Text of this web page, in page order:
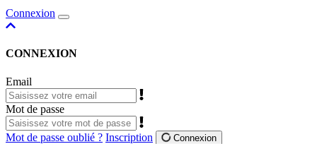
Connexion
CONNEXION
Email
Mot de passe
Mot de passe oublié ? Inscription Connexion